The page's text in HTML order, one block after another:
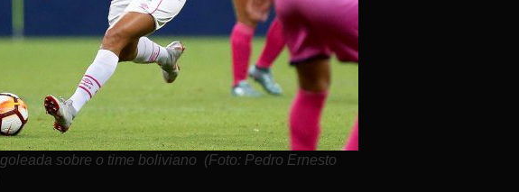
sobre o time boliviano (Foto: Pedro Ernesto